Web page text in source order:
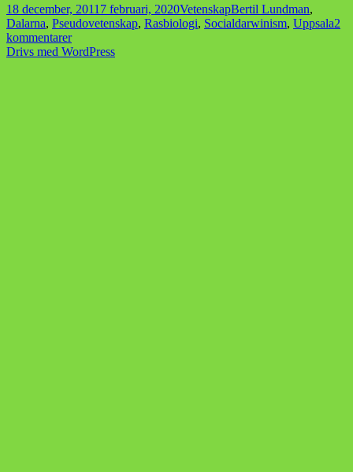
Postat
18 december, 2011 7 februari, 2020Kategorier
VetenskapTaggar
Bertil Lundman,
Dalarna, Pseudovetenskap, Rasbiologi, Socialdarwinism, Uppsala2
kommentarertill
Långa,
Drivs med WordPress